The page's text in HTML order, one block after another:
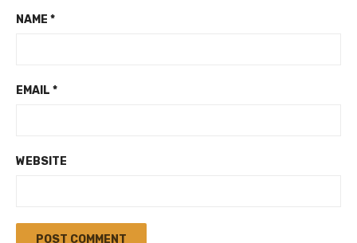
NAME *
EMAIL *
WEBSITE